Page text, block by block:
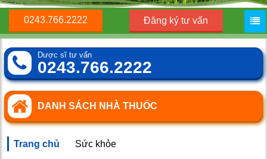
0243.766.2222 Đăng ký tư vấn
Dược sĩ tư vấn
0243.766.2222
DANH SÁCH NHÀ THUỐC
Trang chủ Sức khỏe